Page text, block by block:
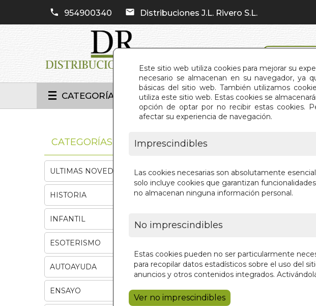
Este sitio web utiliza cookies para mejorar su
necesario se almacenan en su navegador, ya
básicas del sitio web. También utilizamos
utiliza este sitio web. Estas cookies se
opción de optar por no recibir estas cookies.
afectar su experiencia de navegación.
Imprescindibles
Las cookies necesarias son absolutamente
solo incluye cookies que garantizan
no almacenan ninguna información personal.
No imprescindibles
Estas cookies pueden no ser particularmente
para recopilar datos estadísticos sobre el uso del
anuncios y otros contenidos integrados.
Ver no imprescindibles
954900340 Distribuciones J.L. Rivero S.L.
CATEGORÍAS INICIO
CATEGORÍAS
ULTIMAS NOVEDADES
HISTORIA
INFANTIL
ESOTERISMO
AUTOAYUDA
ENSAYO